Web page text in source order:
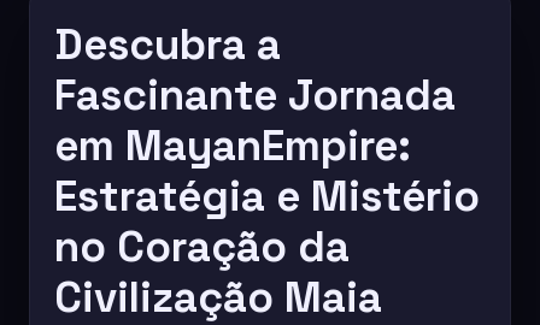
Descubra a
Fascinante Jornada
em MayanEmpire:
Estratégia e Mistério
no Coração da
Civilização Maia